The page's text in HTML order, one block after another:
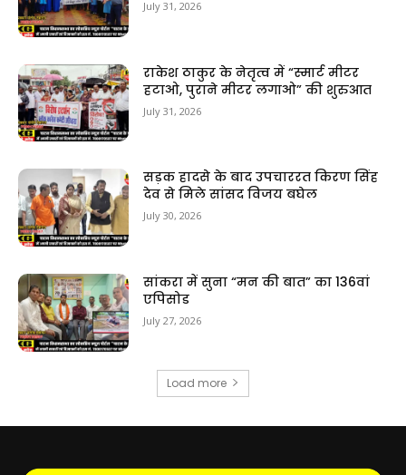
July 31, 2026
राकेश ठाकुर के नेतृत्व में “स्मार्ट मीटर
हटाओ, पुराने मीटर लगाओ” की शुरुआत
July 31, 2026
सड़क हादसे के बाद उपचाररत किरण सिंह
देव से मिले सांसद विजय बघेल
July 30, 2026
सांकरा में सुना “मन की बात” का 136वां
एपिसोड
July 27, 2026
Load more